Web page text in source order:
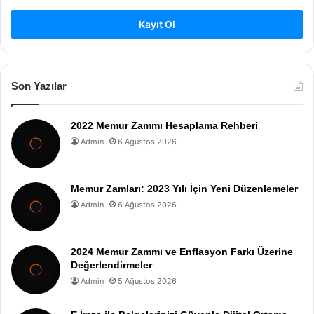
Kayıt Ol
Son Yazılar
2022 Memur Zammı Hesaplama Rehberi
Admin 6 Ağustos 2026
Memur Zamları: 2023 Yılı İçin Yeni Düzenlemeler
Admin 6 Ağustos 2026
2024 Memur Zammı ve Enflasyon Farkı Üzerine
Değerlendirmeler
Admin 5 Ağustos 2026